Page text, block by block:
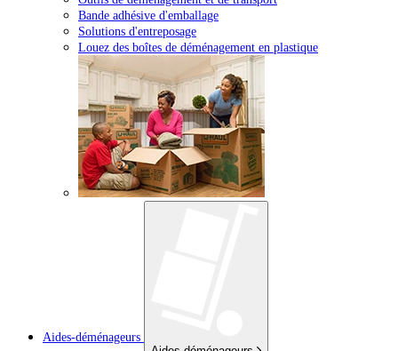
Bande adhésive d'emballage
Solutions d'entreposage
Louez des boîtes de déménagement en plastique
Aides-déménageurs